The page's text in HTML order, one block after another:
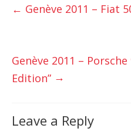
← Genève 2011 – Fiat
Genève 2011 –
Edition” →
Leave a Reply